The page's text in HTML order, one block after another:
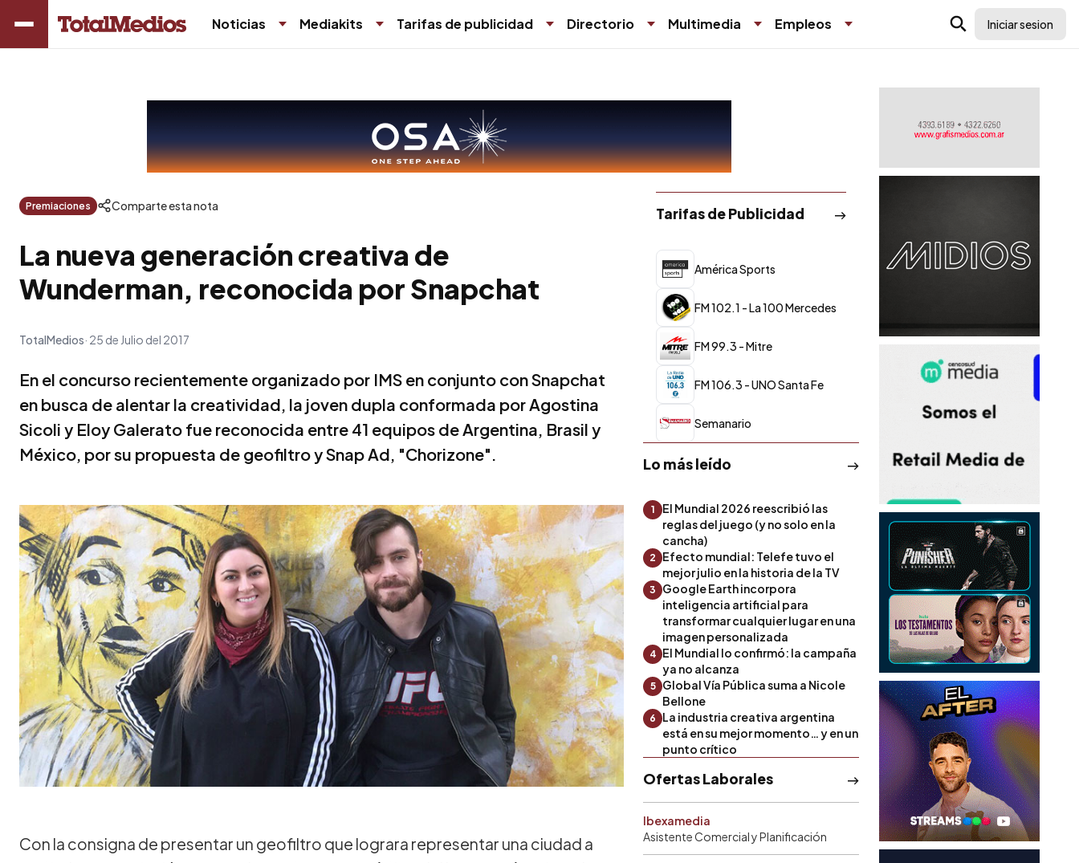
Noticias Mediakits Tarifas de publicidad Directorio Multimedia Empleos Iniciar sesion
Premiaciones Comparte esta nota
La nueva generación creativa de
Wunderman, reconocida por Snapchat
TotalMedios 25 de Julio del 2017
En el concurso recientemente organizado por IMS en conjunto con Snapchat
en busca de alentar la creatividad, la joven dupla conformada por Agostina
Sicoli y Eloy Galerato fue reconocida entre 41 equipos de Argentina, Brasil y
México, por su propuesta de geofiltro y Snap Ad, "Chorizone".
Con la consigna de presentar un geofiltro que lograra representar una ciudad a
Tarifas de Publicidad
América Sports
FM 102.1 - La 100 Mercedes
FM 99.3 - Mitre
FM 106.3 - UNO Santa Fe
Semanario
Lo más leído
1
El Mundial 2026 reescribió las
reglas del juego (y no solo en la
cancha)
2
Efecto mundial: Telefe tuvo el
mejor julio en la historia de la TV
3
Google Earth incorpora
inteligencia artificial para
transformar cualquier lugar en una
imagen personalizada
4 El Mundial lo confirmó: la campaña
ya no alcanza
5
Global Vía Pública suma a Nicole
Bellone
6
La industria creativa argentina
está en su mejor momento… y en un
punto crítico
Ofertas Laborales
Ibexamedia
Asistente Comercial y Planificación